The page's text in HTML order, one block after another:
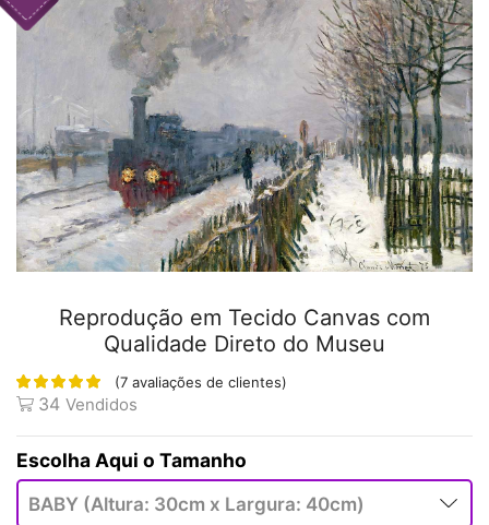
Reprodução em Tecido Canvas com
Qualidade Direto do Museu
(7 avaliações de clientes)
34 Vendidos
Tamanho